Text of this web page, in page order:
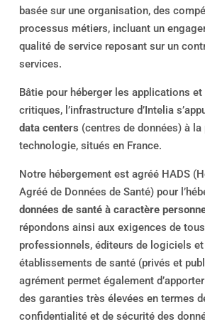
basée sur une organisation, des
processus métiers, incluant un
qualité de service reposant sur un
services.
Bâtie pour héberger les applications et
critiques, l’infrastructure d’Intelia
data centers (centres de données) à
technologie, situés en France.
Notre hébergement est agréé HADS
Agréé de Données de Santé) pour
données de santé à caractère
répondons ainsi aux exigences de
professionnels, éditeurs de logiciels et
établissements de santé (privés et
agrément permet également
des garanties très élevées en termes
confidentialité et de sécurité des